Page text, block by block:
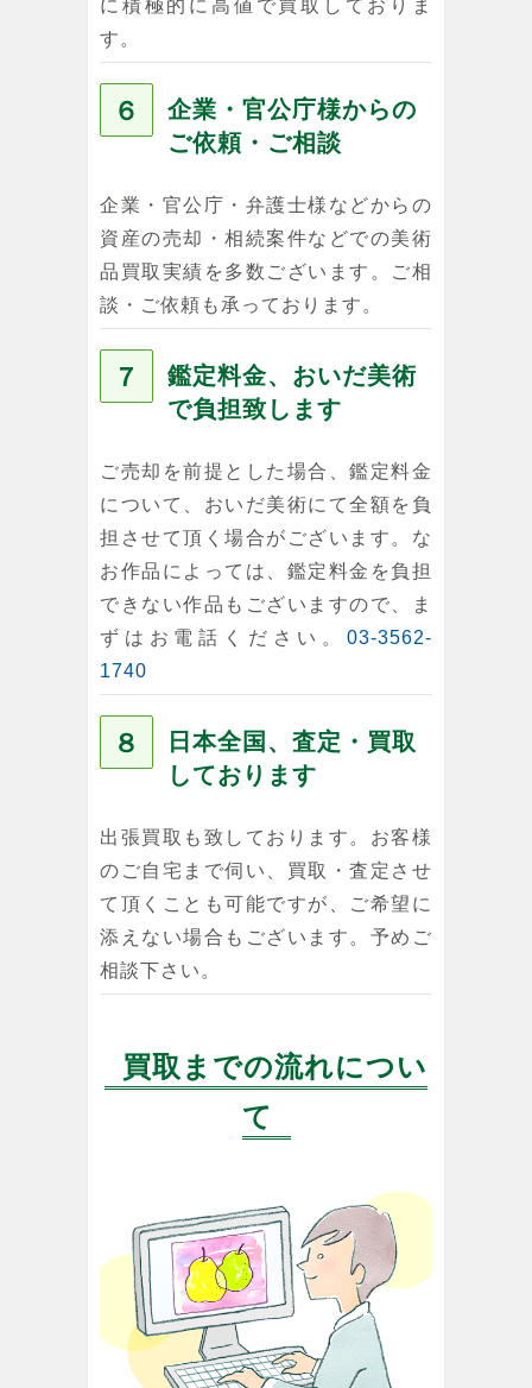
に積極的に高値で買取しておりま
す。
６
企業・官公庁様からの
ご依頼・ご相談
企業・官公庁・弁護士様などからの
資産の売却・相続案件などでの美術
品買取実績を多数ございます。ご相
談・ご依頼も承っております。
７
鑑定料金、おいだ美術
で負担致します
ご売却を前提とした場合、鑑定料金
について、おいだ美術にて全額を負
担させて頂く場合がございます。な
お作品によっては、鑑定料金を負担
できない作品もございますので、ま
ずはお電話ください。 03-3562-
1740
８
日本全国、査定・買取
しております
出張買取も致しております。お客様
のご自宅まで伺い、買取・査定させ
て頂くことも可能ですが、ご希望に
添えない場合もございます。予めご
相談下さい。
買取までの流れについ
て